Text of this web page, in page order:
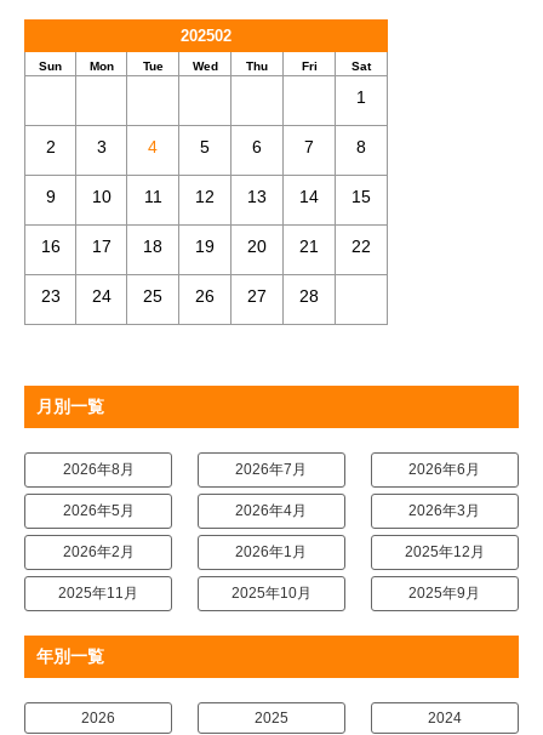
202502
Sun Mon Tue Wed Thu Fri Sat
1
2 3 4 5 6 7 8
9 10 11 12 13 14 15
16 17 18 19 20 21 22
23 24 25 26 27 28
月別一覧
2026年8月 2026年7月 2026年6月
2026年5月 2026年4月 2026年3月
2026年2月 2026年1月 2025年12月
2025年11月 2025年10月 2025年9月
年別一覧
2026 2025 2024